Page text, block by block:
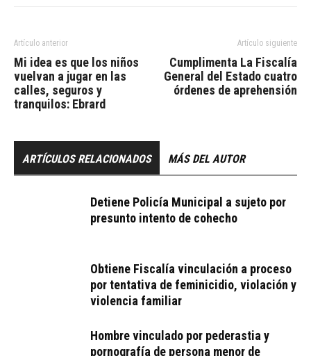
Artículo anterior
Mi idea es que los niños
vuelvan a jugar en las
calles, seguros y
tranquilos: Ebrard
Artículo siguiente
Cumplimenta La Fiscalía
General del Estado cuatro
órdenes de aprehensión
ARTÍCULOS RELACIONADOS MÁS DEL AUTOR
Detiene Policía Municipal a sujeto por
presunto intento de cohecho
Obtiene Fiscalía vinculación a proceso
por tentativa de feminicidio, violación y
violencia familiar
Hombre vinculado por pederastia y
pornografía de persona menor de